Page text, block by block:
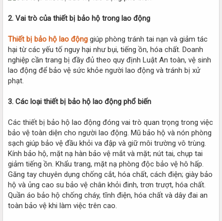
2. Vai trò của thiết bị bảo hộ trong lao động
Thiết bị bảo hộ lao động giúp phòng tránh tai nạn và giảm tác
hại từ các yếu tố nguy hại như bụi, tiếng ồn, hóa chất. Doanh
nghiệp cần trang bị đầy đủ theo quy định Luật An toàn, vệ sinh
lao động để bảo vệ sức khỏe người lao động và tránh bị xử
phạt.
3. Các loại thiết bị bảo hộ lao động phổ biến
Các thiết bị bảo hộ lao động đóng vai trò quan trọng trong việc
bảo vệ toàn diện cho người lao động. Mũ bảo hộ và nón phòng
sạch giúp bảo vệ đầu khỏi va đập và giữ môi trường vô trùng.
Kính bảo hộ, mặt nạ hàn bảo vệ mắt và mặt; nút tai, chụp tai
giảm tiếng ồn. Khẩu trang, mặt nạ phòng độc bảo vệ hô hấp.
Găng tay chuyên dụng chống cắt, hóa chất, cách điện; giày bảo
hộ và ủng cao su bảo vệ chân khỏi đinh, trơn trượt, hóa chất.
Quần áo bảo hộ chống cháy, tĩnh điện, hóa chất và dây đai an
toàn bảo vệ khi làm việc trên cao.